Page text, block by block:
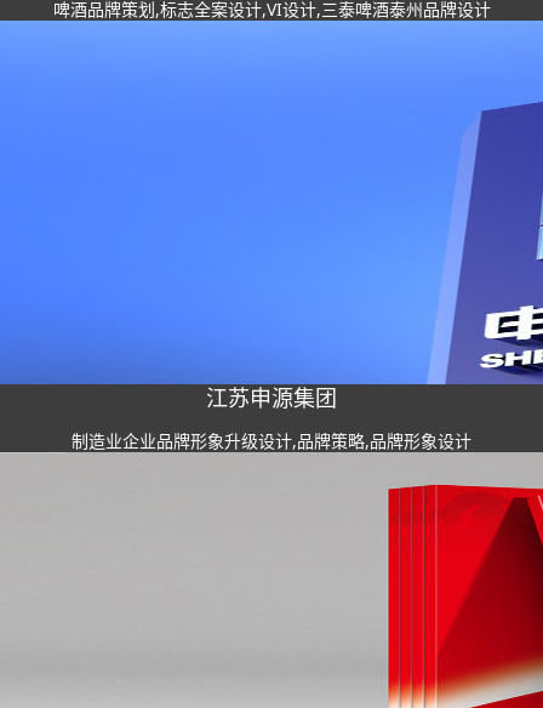
啤酒品牌策划,标志全案设计,VI设计,三泰啤酒泰州品牌设计
江苏申源集团
制造业企业品牌形象升级设计,品牌策略,品牌形象设计